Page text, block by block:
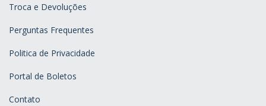
Troca e Devoluções
Perguntas Frequentes
Politica de Privacidade
Portal de Boletos
Contato